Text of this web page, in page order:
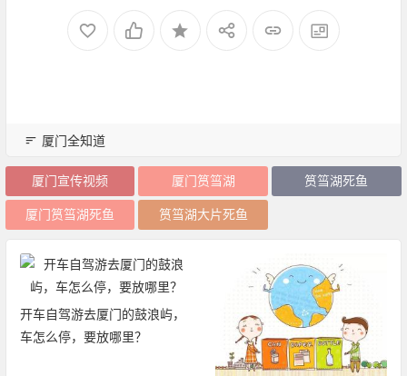
厦门全知道
厦门宣传视频 厦门筼筜湖 筼筜湖死鱼
厦门筼筜湖死鱼 筼筜湖大片死鱼
开车自驾游去厦门的鼓浪屿，
车怎么停，要放哪里？